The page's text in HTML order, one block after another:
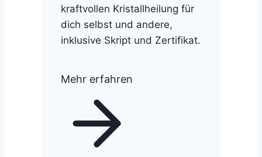
kraftvollen Kristallheilung für
dich selbst und andere,
inklusive Skript und Zertifikat.
Mehr erfahren